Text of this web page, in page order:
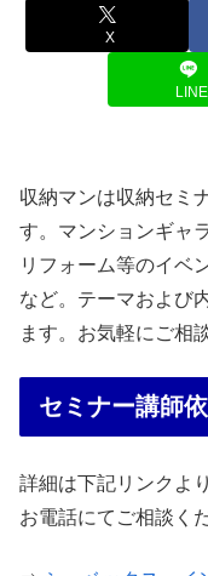
X
LINE
収納マンは収納セミ
す。マンションギャ
リフォーム等のイベ
など。テーマおよび
ます。お気軽にご相
セミナー講師
詳細は下記リンクよ
お電話にてご相談く